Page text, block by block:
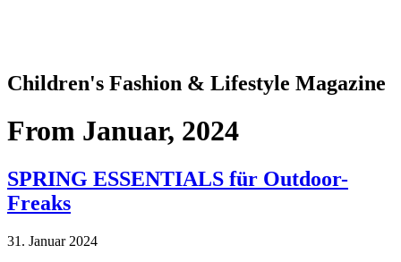
Children's Fashion & Lifestyle Magazine
From Januar, 2024
SPRING ESSENTIALS für Outdoor-
Freaks
31. Januar 2024